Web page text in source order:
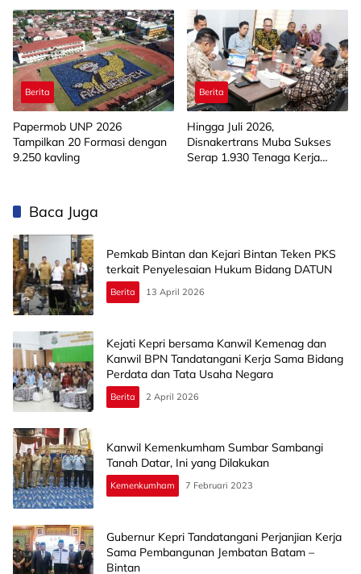
Limapuluh Kota
Berita
Papermob UNP 2026
Tampilkan 20 Formasi dengan
9.250 kavling
Berita
Hingga Juli 2026,
Disnakertrans Muba Sukses
Serap 1.930 Tenaga Kerja
Baca Juga
Pemkab Bintan dan Kejari Bintan Teken PKS
terkait Penyelesaian Hukum Bidang DATUN
Berita 13 April 2026
Kejati Kepri bersama Kanwil Kemenag dan
Kanwil BPN Tandatangani Kerja Sama Bidang
Perdata dan Tata Usaha Negara
Berita 2 April 2026
Kanwil Kemenkumham Sumbar Sambangi
Tanah Datar, Ini yang Dilakukan
Kemenkumham 7 Februari 2023
Gubernur Kepri Tandatangani Perjanjian Kerja
Sama Pembangunan Jembatan Batam –
Bintan